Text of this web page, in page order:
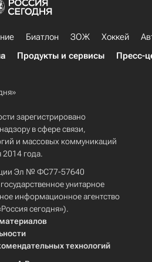
Биатлон ЗОЖ Хоккей
Продукты и сервисы Пресс-
зарегистрировано
в сфере связи,
и массовых коммуникаций
года.
Эл № ФС77-57640
унитарное
информационное агентство
сегодня»).
технологий